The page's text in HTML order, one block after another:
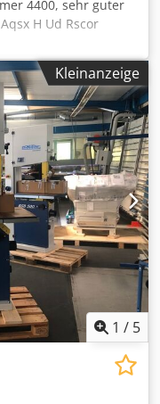
4400, sehr guter
H Ud Rscor
Druck- und
Kleinanzeige
1 / 5